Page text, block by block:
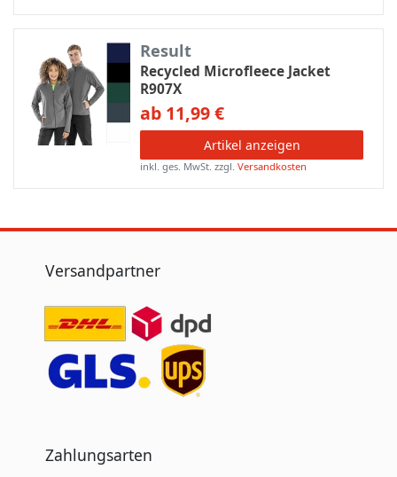
Result
Recycled Microfleece Jacket
R907X
ab 11,99 €
Artikel anzeigen
inkl. ges. MwSt. zzgl.Versandkosten
Versandpartner
Zahlungsarten